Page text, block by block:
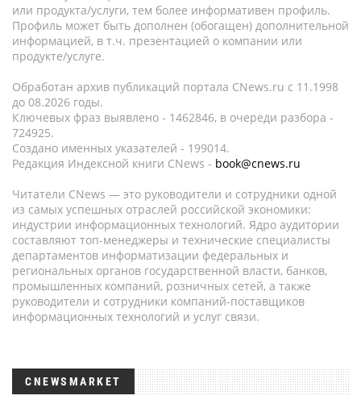
или продукта/услуги, тем более информативен профиль.
Профиль может быть дополнен (обогащен) дополнительной
информацией, в т.ч. презентацией о компании или
продукте/услуге.
Обработан архив публикаций портала CNews.ru c 11.1998
до 08.2026 годы.
Ключевых фраз выявлено - 1462846, в очереди разбора -
724925.
Создано именных указателей - 199014.
Редакция Индексной книги CNews - book@cnews.ru
Читатели CNews — это руководители и сотрудники одной
из самых успешных отраслей российской экономики:
индустрии информационных технологий. Ядро аудитории
составляют топ-менеджеры и технические специалисты
департаментов информатизации федеральных и
региональных органов государственной власти, банков,
промышленных компаний, розничных сетей, а также
руководители и сотрудники компаний-поставщиков
информационных технологий и услуг связи.
CNEWSMARKET